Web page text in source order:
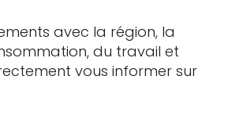
avec la région, la
du travail et
vous informer sur